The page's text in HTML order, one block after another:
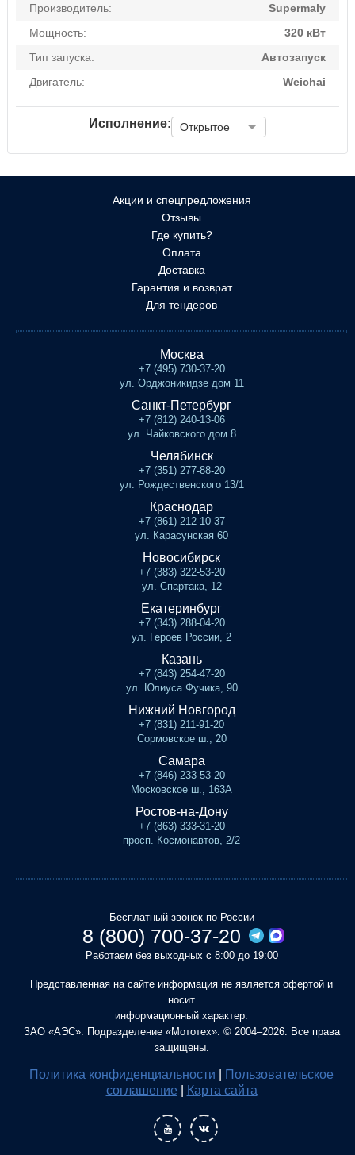
Производитель:
Supermaly
Мощность:
320 кВт
Тип запуска:
Автозапуск
Двигатель:
Weichai
Исполнение: Открытое
Акции и спецпредложения
Отзывы
Где купить?
Оплата
Доставка
Гарантия и возврат
Для тендеров
Москва
+7 (495) 730-37-20
ул. Орджоникидзе дом 11
Санкт-Петербург
+7 (812) 240-13-06
ул. Чайковского дом 8
Челябинск
+7 (351) 277-88-20
ул. Рождественского 13/1
Краснодар
+7 (861) 212-10-37
ул. Карасунская 60
Новосибирск
+7 (383) 322-53-20
ул. Спартака, 12
Екатеринбург
+7 (343) 288-04-20
ул. Героев России, 2
Казань
+7 (843) 254-47-20
ул. Юлиуса Фучика, 90
Нижний Новгород
+7 (831) 211-91-20
Сормовское ш., 20
Самара
+7 (846) 233-53-20
Московское ш., 163А
Ростов-на-Дону
+7 (863) 333-31-20
просп. Космонавтов, 2/2
Бесплатный звонок по России
8 (800) 700-37-20
Работаем без выходных с 8:00 до 19:00
Представленная на сайте информация не является офертой и
носит
информационный характер.
ЗАО «АЭС». Подразделение «Мототех». © 2004–2026. Все права
защищены.
Политика конфиденциальности
Пользовательское
соглашение
Карта сайта